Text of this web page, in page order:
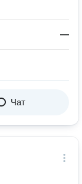
—
Чат